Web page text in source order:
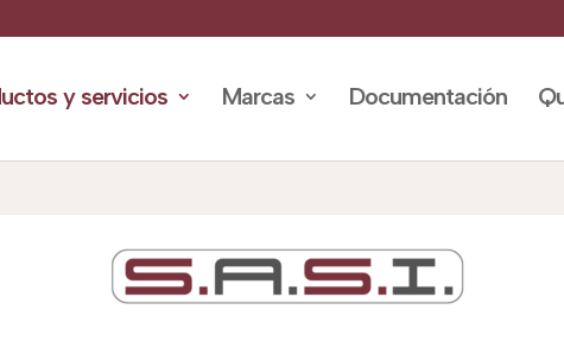
y servicios Marcas Documentación